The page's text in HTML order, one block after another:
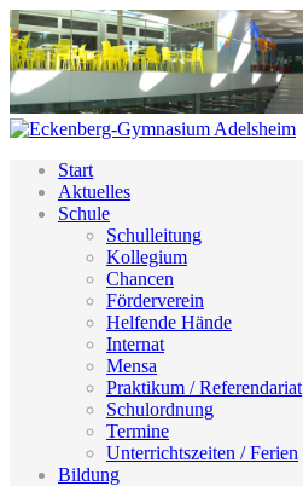
Start
Aktuelles
Schule
Schulleitung
Kollegium
Chancen
Förderverein
Helfende Hände
Internat
Mensa
Praktikum / Referendariat
Schulordnung
Termine
Unterrichtszeiten / Ferien
Bildung